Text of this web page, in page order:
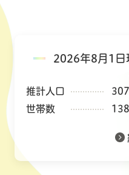
2026年8月1日
推計人口
世帯数